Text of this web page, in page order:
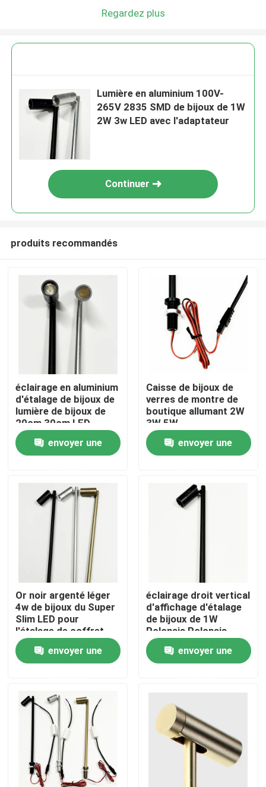
Aperçu
Vidéos
A propos de nous
Visite d'usine
Contrôle de la qualité
nouvelles
Demande de soumission
Lumière de bande au néon de LED
Regardez plus
Lumière en aluminium 100V-
265V 2835 SMD de bijoux de 1W
2W 3w LED avec l'adaptateur
Continuer
produits recommandés
éclairage en aluminium
d'étalage de bijoux de
lumière de bijoux de
20cm 30cm LED
envoyer une
Caisse de bijoux de
verres de montre de
boutique allumant 2W
3W 5W
envoyer une
Or noir argenté léger
4w de bijoux du Super
Slim LED pour
l'étalage de coffret
d'étalage contre
envoyer une
éclairage droit vertical
d'affichage d'étalage
de bijoux de 1W
Polonais Polonais
pour des verres de
montre de boutique
envoyer une